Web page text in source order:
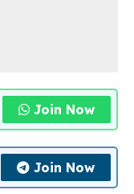
Join Now
Join Now